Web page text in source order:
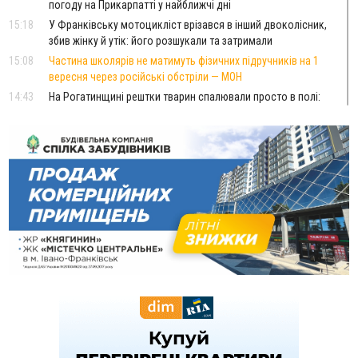
погоду на Прикарпатті у найближчі дні
15:18
У Франківську мотоцикліст врізався в інший двоколісник,
збив жінку й утік: його розшукали та затримали
15:08
Частина школярів не матимуть фізичних підручників на 1
вересня через російські обстріли — МОН
14:43
На Рогатинщині рештки тварин спалювали просто в полі:
13:25
Пірс, ігровий майданчик і зона для пікніків: оголосили
тендер на 7 мільйонів на благоустрій Німецького озера
12:14
У Калуші на озері в міському парку масово загинули
качки та риба
11:18
Майстра лісу з Верховинщини оштрафували на 600 тисяч за
переправлення чоловіків до Румунії
10:49
На Прикарпатті через негоду сталися аварійні вимкнення
світла
За змову на тендері для Долинської лікарні двох
Яремчанський суд виніс вирок чоловіку, який у Буковелі
вкрав із супермаркету пляшку віскі за 8,5 тисяч
В урочищі біля Галича археологи відкопали давньоруську